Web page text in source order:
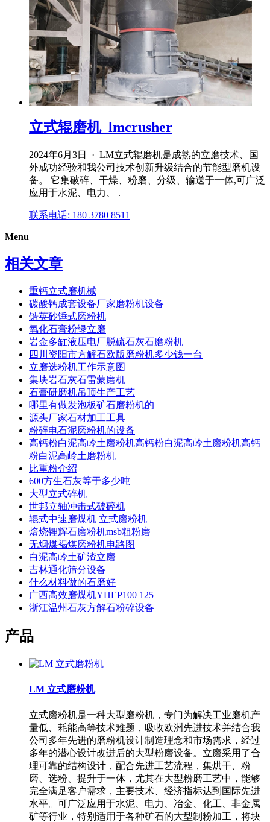
立式辊磨机_lmcrusher
2024年6月3日 · LM立式辊磨机是成熟的立磨技术、国
外成功经验和我公司技术创新升级结合的节能型磨机设
备。 它集破碎、干燥、粉磨、分级、输送于一体,可广泛
应用于水泥、电力、 .
联系电话: 180 3780 8511
Menu
相关文章
重钙立式磨机械
碳酸钙成套设备厂家磨粉机设备
锆英砂锤式磨粉机
氧化石膏粉绿立磨
岩金多缸液压电厂脱硫石灰石磨粉机
四川资阳市方解石欧版磨粉机多少钱一台
立磨选粉机工作示意图
集块岩石灰石雷蒙磨机
石膏研磨机吊顶生产工艺
哪里有做发泡板矿石磨粉机的
源头厂家石材加工工具
粉碎电石泥磨粉机的设备
高钙粉白泥高岭土磨粉机高钙粉白泥高岭土磨粉机高钙
粉白泥高岭土磨粉机
比重粉介绍
600方生石灰等于多少吨
大型立式碎机
世邦立轴冲击式破碎机
辊式中速磨煤机 立式磨粉机
焙烧锂辉石磨粉机msb粗粉磨
无烟煤褐煤磨粉机电路图
白泥高岭土矿渣立磨
吉林通化筛分设备
什么材料做的石磨好
广西高效磨煤机YHEP100 125
浙江温州石灰方解石粉碎设备
产品
LM 立式磨粉机
立式磨粉机是一种大型磨粉机，专门为解决工业磨机产
量低、耗能高等技术难题，吸收欧洲先进技术并结合我
公司多年先进的磨粉机设计制造理念和市场需求，经过
多年的潜心设计改进后的大型粉磨设备。立磨采用了合
理可靠的结构设计，配合先进工艺流程，集烘干、粉
磨、选粉、提升于一体，尤其在大型粉磨工艺中，能够
完全满足客户需求，主要技术、经济指标达到国际先进
水平。可广泛应用于水泥、电力、冶金、化工、非金属
矿等行业，特别适用于各种矿石的大型制粉加工，将块